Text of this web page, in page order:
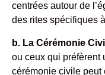
centrées autour de
des rites spécifiques
b. La Cérémonie
ou ceux qui préfèrent
cérémonie civile peut